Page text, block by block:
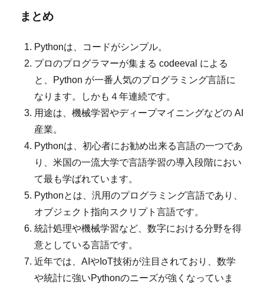
まとめ
Pythonは、コードがシンプル。
プロのプログラマーが集まる codeeval による
と、Python が一番人気のプログラミング言語に
なります。しかも４年連続です。
用途は、機械学習やディープマイニングなどの AI
産業。
Pythonは、初心者にお勧め出来る言語の一つであ
り、米国の一流大学で言語学習の導入段階におい
て最も学ばれています。
Pythonとは、汎用のプログラミング言語であり、
オブジェクト指向スクリプト言語です。
統計処理や機械学習など、数字における分野を得
意としている言語です。
近年では、AIやIoT技術が注目されており、数学
や統計に強いPythonのニーズが強くなっていま